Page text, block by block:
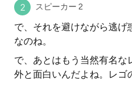
スピーカー 2
で、それを避けながら逃げ
なのね。
で、あとはもう当然有名
外と面白いんだよね。レゴ